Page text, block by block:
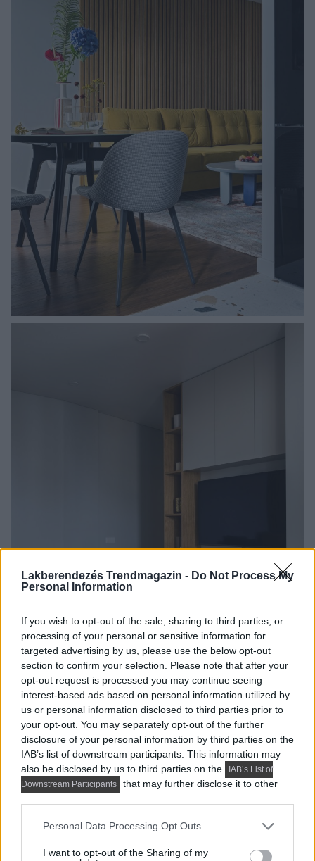
Lakberendezés Trendmagazin - Do Not Process My
Personal Information
If you wish to opt-out of the sale, sharing to third parties, or
processing of your personal or sensitive information for
targeted advertising by us, please use the below opt-out
section to confirm your selection. Please note that after your
opt-out request is processed you may continue seeing
interest-based ads based on personal information utilized by
us or personal information disclosed to third parties prior to
your opt-out. You may separately opt-out of the further
disclosure of your personal information by third parties on the
IAB’s list of downstream participants. This information may
also be disclosed by us to third parties on the
IAB’s List of
Downstream Participants
that may further disclose it to other
Please note that this website/app uses one or more Google
not limited to your visit or usage behaviour. You may click to
Personal Data Processing Opt Outs
I want to opt-out of the Sharing of my
A hálószobában festett MDF falpanelekkel egészítették
ki a dizájnt. A fő tárolórendszerek a bejáratnál – egy
beépített szekrény a ruháknak – és a hálószobában
vendégszobának lett berendezve.